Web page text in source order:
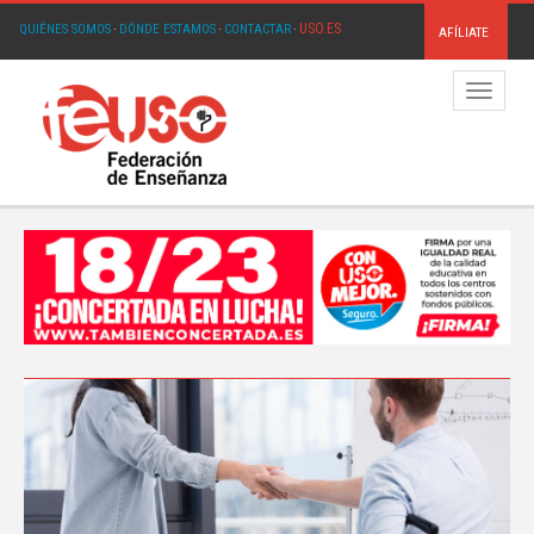
QUIÉNES SOMOS· DÓNDE ESTAMOS· CONTACTAR· USO.ES AFÍLIATE
Menú